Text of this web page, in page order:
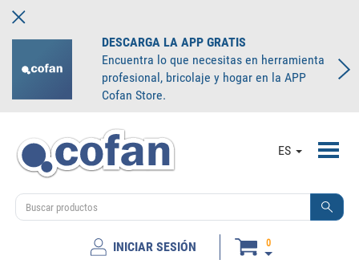
DESCARGA LA APP GRATIS
Encuentra lo que necesitas en herramienta
profesional, bricolaje y hogar en la APP
Cofan Store.
ES
INICIAR SESIÓN 0